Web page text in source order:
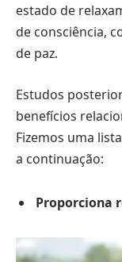
estado de
de consciência,
de paz.
Estudos
benefícios
Fizemos uma
a continuação:
Proporciona